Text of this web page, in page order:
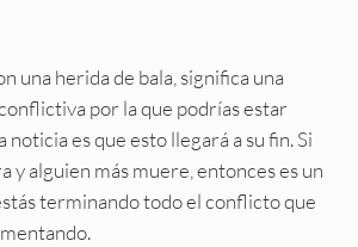
una herida de bala, significa una
por la que podrías estar
noticia es que esto llegará a su fin. Si
y alguien más muere, entonces es un
terminando todo el conflicto que